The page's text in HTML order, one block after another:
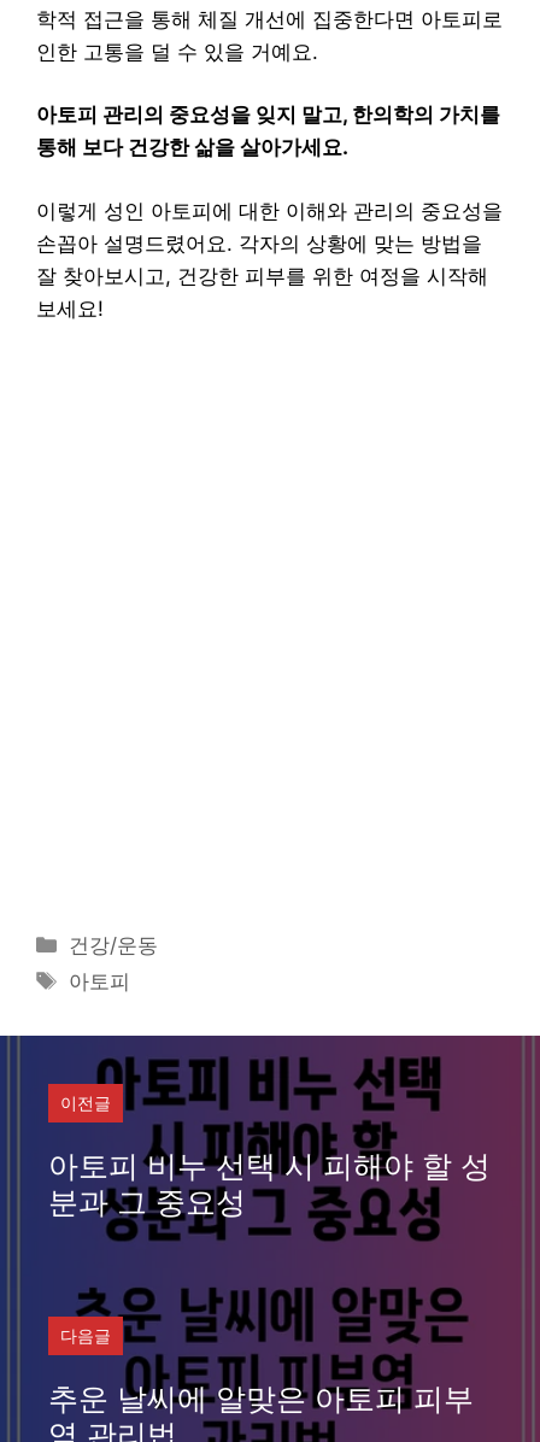
학적 접근을 통해 체질 개선에 집중한다면 아토피로
인한 고통을 덜 수 있을 거예요.
아토피 관리의 중요성을 잊지 말고, 한의학의 가치를
통해 보다 건강한 삶을 살아가세요.
이렇게 성인 아토피에 대한 이해와 관리의 중요성을
손꼽아 설명드렸어요. 각자의 상황에 맞는 방법을
잘 찾아보시고, 건강한 피부를 위한 여정을 시작해
보세요!
카
테
고
리
건강/운동
태
아토피
이전글
아토피 비누 선택 시 피해야 할 성
분과 그 중요성
다음글
추운 날씨에 알맞은 아토피 피부
염 관리법